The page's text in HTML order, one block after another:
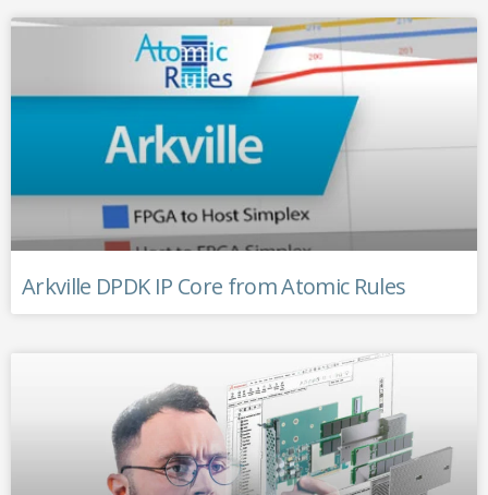
Arkville DPDK IP Core from Atomic Rules